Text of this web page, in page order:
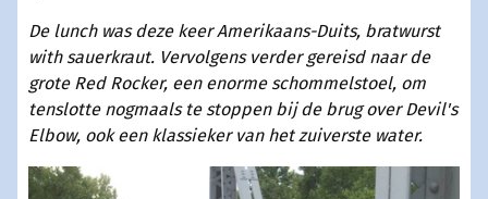
De lunch was deze keer Amerikaans-Duits, bratwurst
with sauerkraut. Vervolgens verder gereisd naar de
grote Red Rocker, een enorme schommelstoel, om
tenslotte nogmaals te stoppen bij de brug over Devil's
Elbow, ook een klassieker van het zuiverste water.